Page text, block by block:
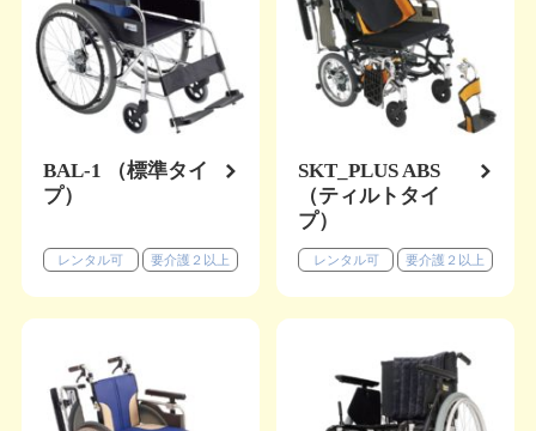
BAL-1 （標準タイ
プ）
レンタル可 要介護２以上
SKT_PLUS ABS
（ティルトタイ
プ）
レンタル可 要介護２以上